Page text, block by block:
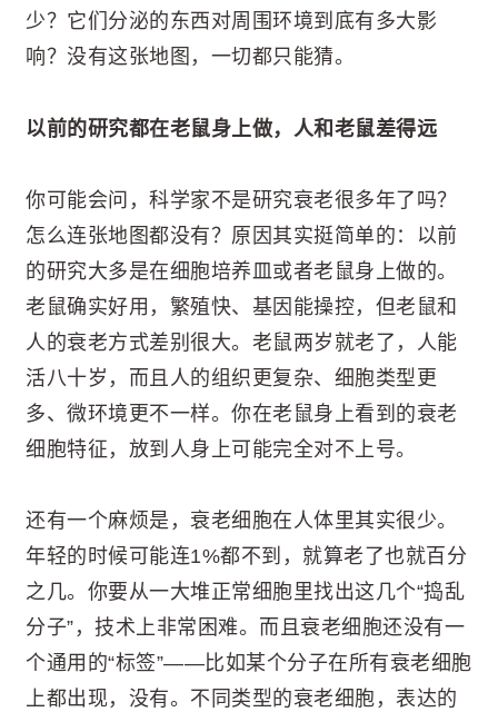
少？它们分泌的东西对周围环境到底有多大影
响？没有这张地图，一切都只能猜。
以前的研究都在老鼠身上做，人和老鼠差得远
你可能会问，科学家不是研究衰老很多年了吗？
怎么连张地图都没有？原因其实挺简单的：以前
的研究大多是在细胞培养皿或者老鼠身上做的。
老鼠确实好用，繁殖快、基因能操控，但老鼠和
人的衰老方式差别很大。老鼠两岁就老了，人能
活八十岁，而且人的组织更复杂、细胞类型更
多、微环境更不一样。你在老鼠身上看到的衰老
细胞特征，放到人身上可能完全对不上号。
还有一个麻烦是，衰老细胞在人体里其实很少。
年轻的时候可能连1%都不到，就算老了也就百分
之几。你要从一大堆正常细胞里找出这几个“捣乱
分子”，技术上非常困难。而且衰老细胞还没有一
个通用的“标签”——比如某个分子在所有衰老细胞
上都出现，没有。不同类型的衰老细胞，表达的